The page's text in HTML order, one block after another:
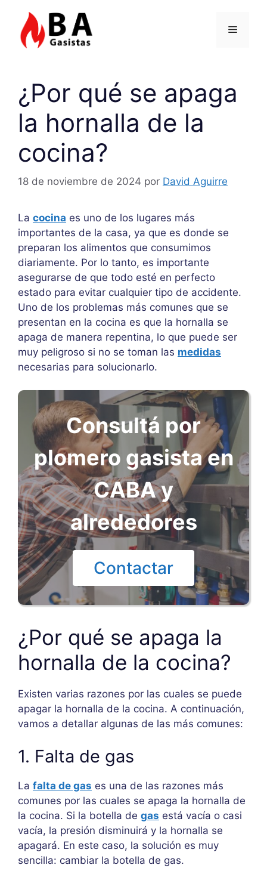
contenido
Menú
¿Por qué se apaga
la hornalla de la
cocina?
18 de noviembre de 2024 por David Aguirre
La cocina es uno de los lugares más
importantes de la casa, ya que es donde se
preparan los alimentos que consumimos
diariamente. Por lo tanto, es importante
asegurarse de que todo esté en perfecto
estado para evitar cualquier tipo de accidente.
Uno de los problemas más comunes que se
presentan en la cocina es que la hornalla se
apaga de manera repentina, lo que puede ser
muy peligroso si no se toman las medidas
necesarias para solucionarlo.
Consultá por
plomero gasista en
CABA y
alrededores
Contactar
¿Por qué se apaga la
hornalla de la cocina?
Existen varias razones por las cuales se puede
apagar la hornalla de la cocina. A continuación,
vamos a detallar algunas de las más comunes:
1. Falta de gas
La falta de gas es una de las razones más
comunes por las cuales se apaga la hornalla de
la cocina. Si la botella de gas está vacía o casi
vacía, la presión disminuirá y la hornalla se
apagará. En este caso, la solución es muy
sencilla: cambiar la botella de gas.